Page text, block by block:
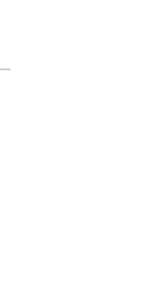
и кабельное